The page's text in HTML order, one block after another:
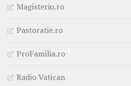
Magisteriu.ro
Pastoratie.ro
ProFamilia.ro
Radio Vatican